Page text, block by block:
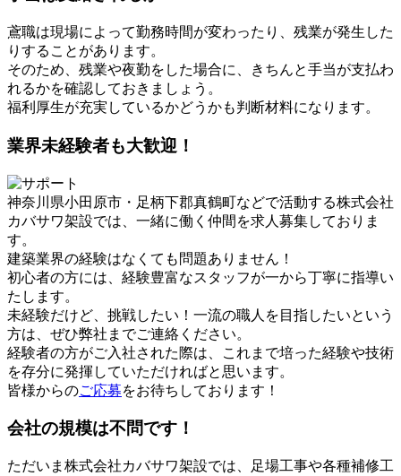
鳶職は現場によって勤務時間が変わったり、残業が発生した
りすることがあります。
そのため、残業や夜勤をした場合に、きちんと手当が支払わ
れるかを確認しておきましょう。
福利厚生が充実しているかどうかも判断材料になります。
業界未経験者も大歓迎！
神奈川県小田原市・足柄下郡真鶴町などで活動する株式会社
カバサワ架設では、一緒に働く仲間を求人募集しておりま
す。
建築業界の経験はなくても問題ありません！
初心者の方には、経験豊富なスタッフが一から丁寧に指導い
たします。
未経験だけど、挑戦したい！一流の職人を目指したいという
方は、ぜひ弊社までご連絡ください。
経験者の方がご入社された際は、これまで培った経験や技術
を存分に発揮していただければと思います。
皆様からのご応募をお待ちしております！
会社の規模は不問です！
ただいま株式会社カバサワ架設では、足場工事や各種補修工